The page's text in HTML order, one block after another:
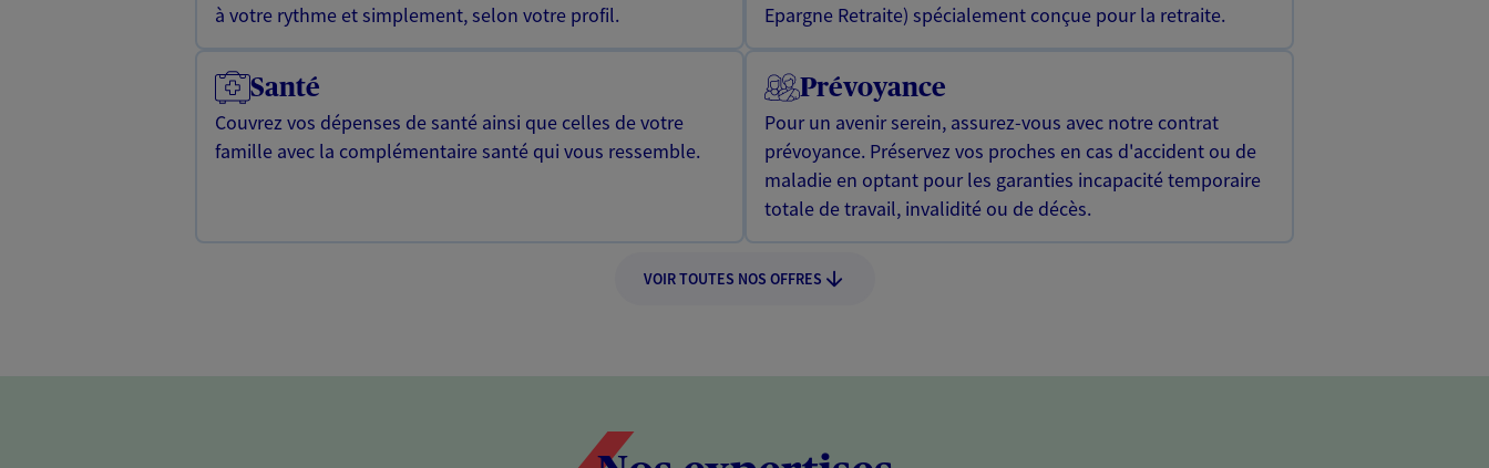
à votre rythme et simplement, selon votre profil.
Epargne Retraite) spécialement conçue pour la retraite.
Santé
Couvrez vos dépenses de santé ainsi que celles de votre
famille avec la complémentaire santé qui vous ressemble.
Prévoyance
Pour un avenir serein, assurez-vous avec notre contrat
prévoyance. Préservez vos proches en cas d'accident ou de
maladie en optant pour les garanties incapacité temporaire
totale de travail, invalidité ou de décès.
VOIR TOUTES NOS OFFRES